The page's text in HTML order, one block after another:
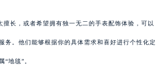
长，或者希望拥有独一无二的手表配饰体验，可以
务。他们能够根据你的具体需求和喜好进行个性化定
“地毯”。